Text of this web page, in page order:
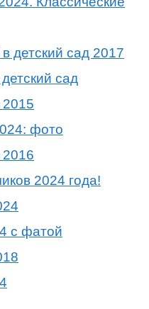
сад
фото
2024 года!
с фатой